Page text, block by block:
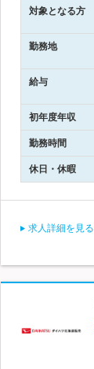
対象となる方
勤務地
給与
初年度年収
勤務時間
休日・休暇
求人詳細を見る